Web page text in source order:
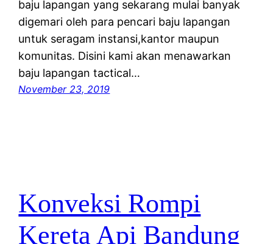
baju lapangan yang sekarang mulai banyak
digemari oleh para pencari baju lapangan
untuk seragam instansi,kantor maupun
komunitas. Disini kami akan menawarkan
baju lapangan tactical…
November 23, 2019
Konveksi Rompi
Kereta Api Bandung